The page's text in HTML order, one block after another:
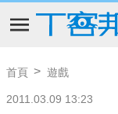
首頁 遊戲
2011.03.09 13:23